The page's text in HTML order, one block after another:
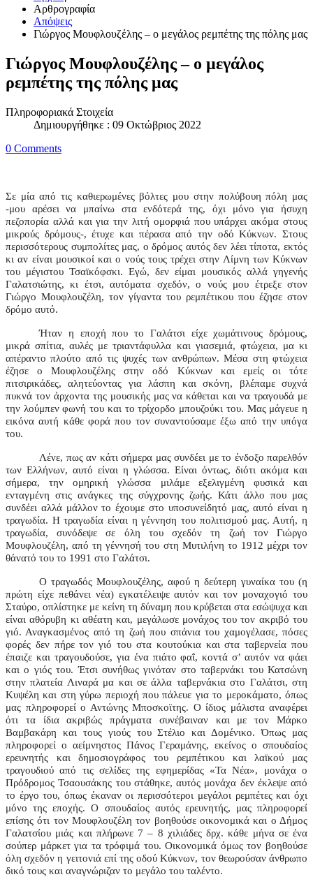
Αρθρογραφία
Απόψεις
Γιώργος Μουφλουζέλης – ο μεγάλος ρεμπέτης της πόλης μας
Γιώργος Μουφλουζέλης – ο μεγάλος
ρεμπέτης της πόλης μας
Πληροφοριακά Στοιχεία
Δημιουργήθηκε : 09 Οκτώβριος 2022
0 Comments
Σε μία από τις καθιερωμένες βόλτες μου στην πολύβουη πόλη μας
-μου αρέσει να μπαίνω στα ενδότερά της, όχι μόνο για ήσυχη
πεζοπορία αλλά και για την λιτή ομορφιά που υπάρχει ακόμα στους
μικρούς δρόμους-, έτυχε και πέρασα από την οδό Κύκνων. Στους
περισσότερους συμπολίτες μας, ο δρόμος αυτός δεν λέει τίποτα, εκτός
κι αν είναι μουσικοί και ο νούς τους τρέχει στην Λίμνη των Κύκνων
του μέγιστου Τσαϊκόφσκι. Εγώ, δεν είμαι μουσικός αλλά γηγενής
Γαλατσιώτης, κι έτσι, αυτόματα σχεδόν, ο νούς μου έτρεξε στον
Γιώργο Μουφλουζέλη, τον γίγαντα του ρεμπέτικου που έζησε στον
δρόμο αυτό.
Ήταν η εποχή που το Γαλάτσι είχε χωμάτινους δρόμους,
μικρά σπίτια, αυλές με τριαντάφυλλα και γιασεμιά, φτώχεια, μα κι
απέραντο πλούτο από τις ψυχές των ανθρώπων. Μέσα στη φτώχεια
έζησε ο Μουφλουζέλης στην οδό Κύκνων και εμείς οι τότε
πιτσιρικάδες, αλητεύοντας για λάσπη και σκόνη, βλέπαμε συχνά
πυκνά τον άρχοντα της μουσικής μας να κάθεται και να τραγουδά με
την λούμπεν φωνή του και το τρίχορδο μπουζούκι του. Μας μάγευε η
εικόνα αυτή κάθε φορά που τον συναντούσαμε έξω από την υπόγα
του.
Λένε, πως αν κάτι σήμερα μας συνδέει με το ένδοξο παρελθόν
των Ελλήνων, αυτό είναι η γλώσσα. Είναι όντως, διότι ακόμα και
σήμερα, την ομηρική γλώσσα μιλάμε εξελιγμένη φυσικά και
ενταγμένη στις ανάγκες της σύγχρονης ζωής. Κάτι άλλο που μας
συνδέει αλλά μάλλον το έχουμε στο υποσυνείδητό μας, αυτό είναι η
τραγωδία. Η τραγωδία είναι η γέννηση του πολιτισμού μας. Αυτή, η
τραγωδία, συνόδεψε σε όλη του σχεδόν τη ζωή τον Γιώργο
Μουφλουζέλη, από τη γέννησή του στη Μυτιλήνη το 1912 μέχρι τον
θάνατό του το 1991 στο Γαλάτσι.
Ο τραγωδός Μουφλουζέλης, αφού η δεύτερη γυναίκα του (η
πρώτη είχε πεθάνει νέα) εγκατέλειψε αυτόν και τον μοναχογιό του
Σταύρο, οπλίστηκε με κείνη τη δύναμη που κρύβεται στα εσώψυχα και
είναι αθόρυβη κι αθέατη και, μεγάλωσε μονάχος του τον ακριβό του
γιό. Αναγκασμένος από τη ζωή που σπάνια του χαμογέλασε, πόσες
φορές δεν πήρε τον γιό του στα κουτούκια και στα ταβερνεία που
έπαιζε και τραγουδούσε, για ένα πιάτο φαΐ, κοντά σ’ αυτόν να φάει
και ο γιός του. Έτσι συνήθως γινόταν στο ταβερνάκι του Κατσώνη
στην πλατεία Λιναρά μα και σε άλλα ταβερνάκια στο Γαλάτσι, στη
Κυψέλη και στη γύρω περιοχή που πάλευε για το μεροκάματο, όπως
μας πληροφορεί ο Αντώνης Μποσκοϊτης. Ο ίδιος μάλιστα αναφέρει
ότι τα ίδια ακριβώς πράγματα συνέβαιναν και με τον Μάρκο
Βαμβακάρη και τους γιούς του Στέλιο και Δομένικο. Όπως μας
πληροφορεί ο αείμνηστος Πάνος Γεραμάνης, εκείνος ο σπουδαίος
ερευνητής και δημοσιογράφος του ρεμπέτικου και λαϊκού μας
τραγουδιού από τις σελίδες της εφημερίδας «Τα Νέα», μονάχα ο
Πρόδρομος Τσαουσάκης του στάθηκε, αυτός μονάχα δεν έκλεψε από
το έργο του, όπως έκαναν οι περισσότεροι μεγάλοι ρεμπέτες και όχι
μόνο της εποχής. Ο σπουδαίος αυτός ερευνητής, μας πληροφορεί
επίσης ότι τον Μουφλουζέλη τον βοηθούσε οικονομικά και ο Δήμος
Γαλατσίου μιάς και πλήρωνε 7 – 8 χιλιάδες δρχ. κάθε μήνα σε ένα
σούπερ μάρκετ για τα τρόφιμά του. Οικονομικά όμως τον βοηθούσε
όλη σχεδόν η γειτονιά επί της οδού Κύκνων, τον θεωρούσαν άνθρωπο
δικό τους και αναγνώριζαν το μεγάλο του ταλέντο.